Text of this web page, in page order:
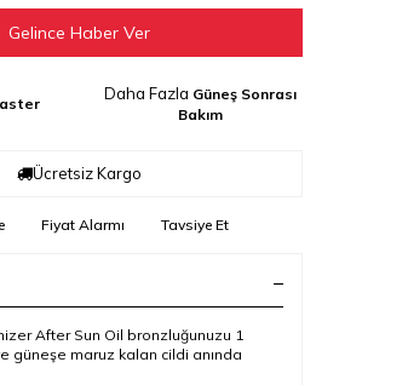
Gelince Haber Ver
Daha Fazla Güneş Sonrası
Bakım
Ücretsiz Kargo
Fiyat Alarmı Tavsiye Et
After Sun Oil bronzluğunuzu 1
güneşe maruz kalan cildi anında